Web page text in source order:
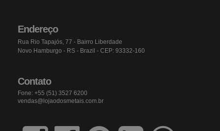
Endereço
Rua Rio Tapajós, 77 - Bairro Liberdade
Novo Hamburgo - RS - Brazil - CEP: 93332-160
Contato
Fone: +55 (51) 3527 6200
vendas@lojaodosmetais.com.br